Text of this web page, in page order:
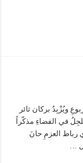
ويُزْبِدُ بركان ثائر
في الفضاءِ مذكّراً
رباط العزمِ حانَ
…